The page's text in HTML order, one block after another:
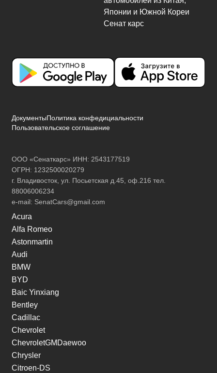
ДокументыПолитика конфедициальности
Пользовательское соглашение
ООО «Сенаткарс» ИНН: 2543177519
ОГРН: 1232500020279
г. Владивосток, ул. Посьетская д.45, оф.216 тел.
88006006234
e-mail: SenatCars@gmail.com
Acura
Alfa Romeo
Astonmartin
Audi
BMW
BYD
Baic Yinxiang
Bentley
Cadillac
Chevrolet
ChevroletGMDaewoo
Chrysler
Citroen-DS